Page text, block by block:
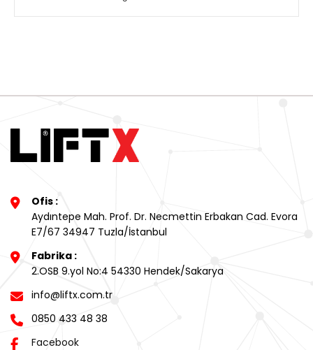
Ofis :
Aydıntepe Mah. Prof. Dr. Necmettin Erbakan Cad. Evora
E7/67 34947 Tuzla/İstanbul
Fabrika :
2.OSB 9.yol No:4 54330 Hendek/Sakarya
info@liftx.com.tr
0850 433 48 38
Facebook